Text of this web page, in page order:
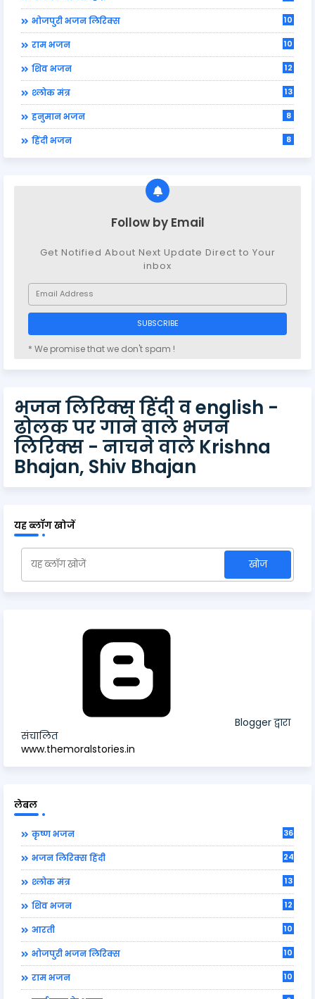
भोजपुरी भजन लिरिक्स 10
राम भजन 10
शिव भजन 12
श्लोक मंत्र 13
हनुमान भजन 8
हिंदी भजन 8
Follow by Email
Get Notified About Next Update Direct to Your
inbox
* We promise that we don't spam !
भजन लिरिक्स हिंदी व english -
ढोलक पर गाने वाले भजन
लिरिक्स - नाचने वाले Krishna
Bhajan, Shiv Bhajan
यह ब्लॉग खोजें
Blogger द्वारा
संचालित
www.themoralstories.in
लेबल
कृष्ण भजन 36
भजन लिरिक्स हिंदी 24
श्लोक मंत्र 13
शिव भजन 12
आरती 10
भोजपुरी भजन लिरिक्स 10
राम भजन 10